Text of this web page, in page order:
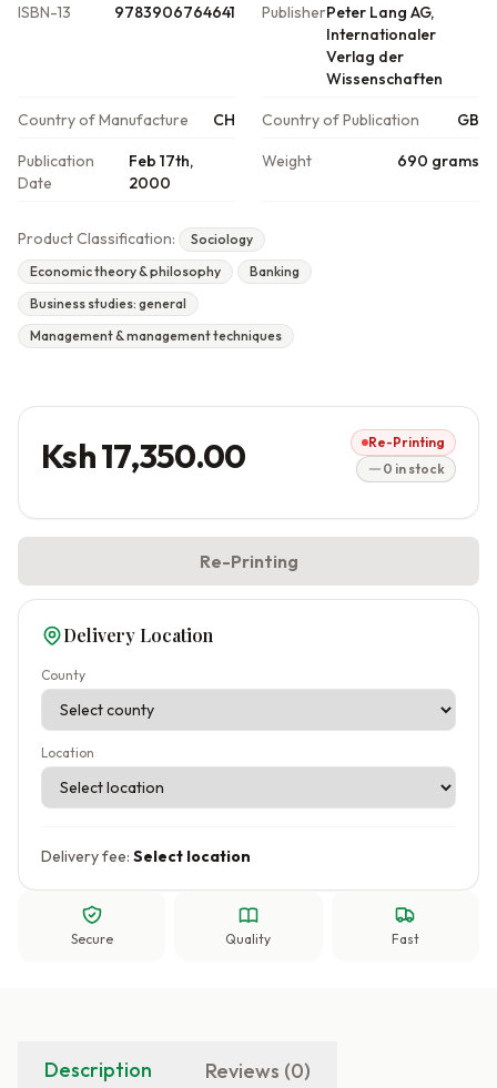
ISBN-13 9783906764641 PublisherPeter Lang AG,
Internationaler
Verlag der
Wissenschaften
Country of Manufacture CH Country of Publication GB
Publication
Date
Feb 17th,
2000
Weight 690 grams
Product Classification:
Sociology
Economic theory & philosophy
Banking
Business studies: general
Management & management techniques
Ksh 17,350.00
Re-Printing
0 in stock
Re-Printing
Delivery Location
County
Location
Delivery fee: Select location
Secure Quality Fast
Description Reviews (0)